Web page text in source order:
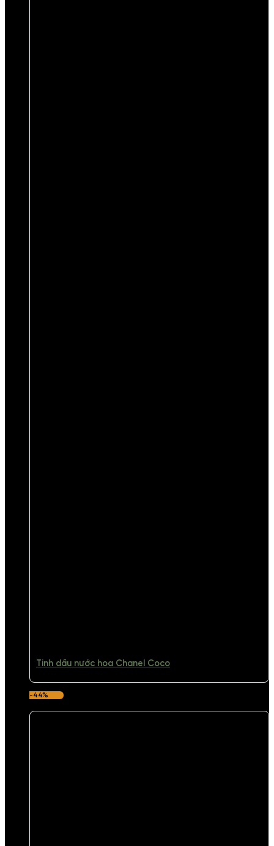
Tinh dầu nước hoa Chanel Coco
-44%